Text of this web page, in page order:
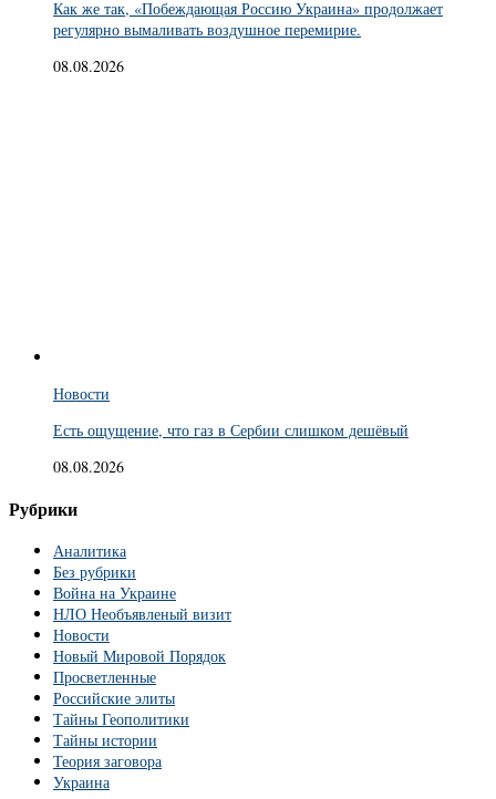
Как же так, «Побеждающая Россию Украина» продолжает
регулярно вымаливать воздушное перемирие.
08.08.2026
Новости
Есть ощущение, что газ в Сербии слишком дешёвый
08.08.2026
Рубрики
Аналитика
Без рубрики
Война на Украине
НЛО Необъявленый визит
Новости
Новый Мировой Порядок
Просветленные
Российские элиты
Тайны Геополитики
Тайны истории
Теория заговора
Украина